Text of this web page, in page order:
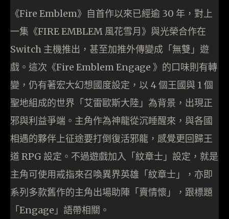
《Fire Emblem》自首作以來已經逾 30 年，對上
一集《FIRE EMBLEM 風花雪月》與光榮合作在
Switch 主機推出，甚至加推外傳變成「無雙」遊
戲。這次《Fire Emblem Engage 》的口味則有轉
變，仍有著宏大幻想國度設定，以 4 個王國與 1 個
聖地組成的世界「艾雷歐斯大陸」為背景，出現正
邪與利益爭端。主角作為神龍從沉睡醒來，與各國
相遇的夥伴上征途要打倒復活邪龍，感覺更回歸王
道 RPG 設定。不過遊戲加入「紋章士」設定，就是
主角可使用戒指來召喚異界英雄「紋章士」，亦即
系列多款舊作的主角出場助陣「賣情懷」，跟標題
「Engage」語帶相關。